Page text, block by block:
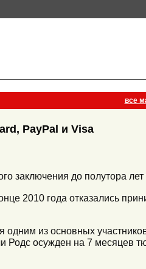
все
PayPal и Visa
заключения до полутора
2010 года отказались
из основных
Родс осужден на 7 месяцев